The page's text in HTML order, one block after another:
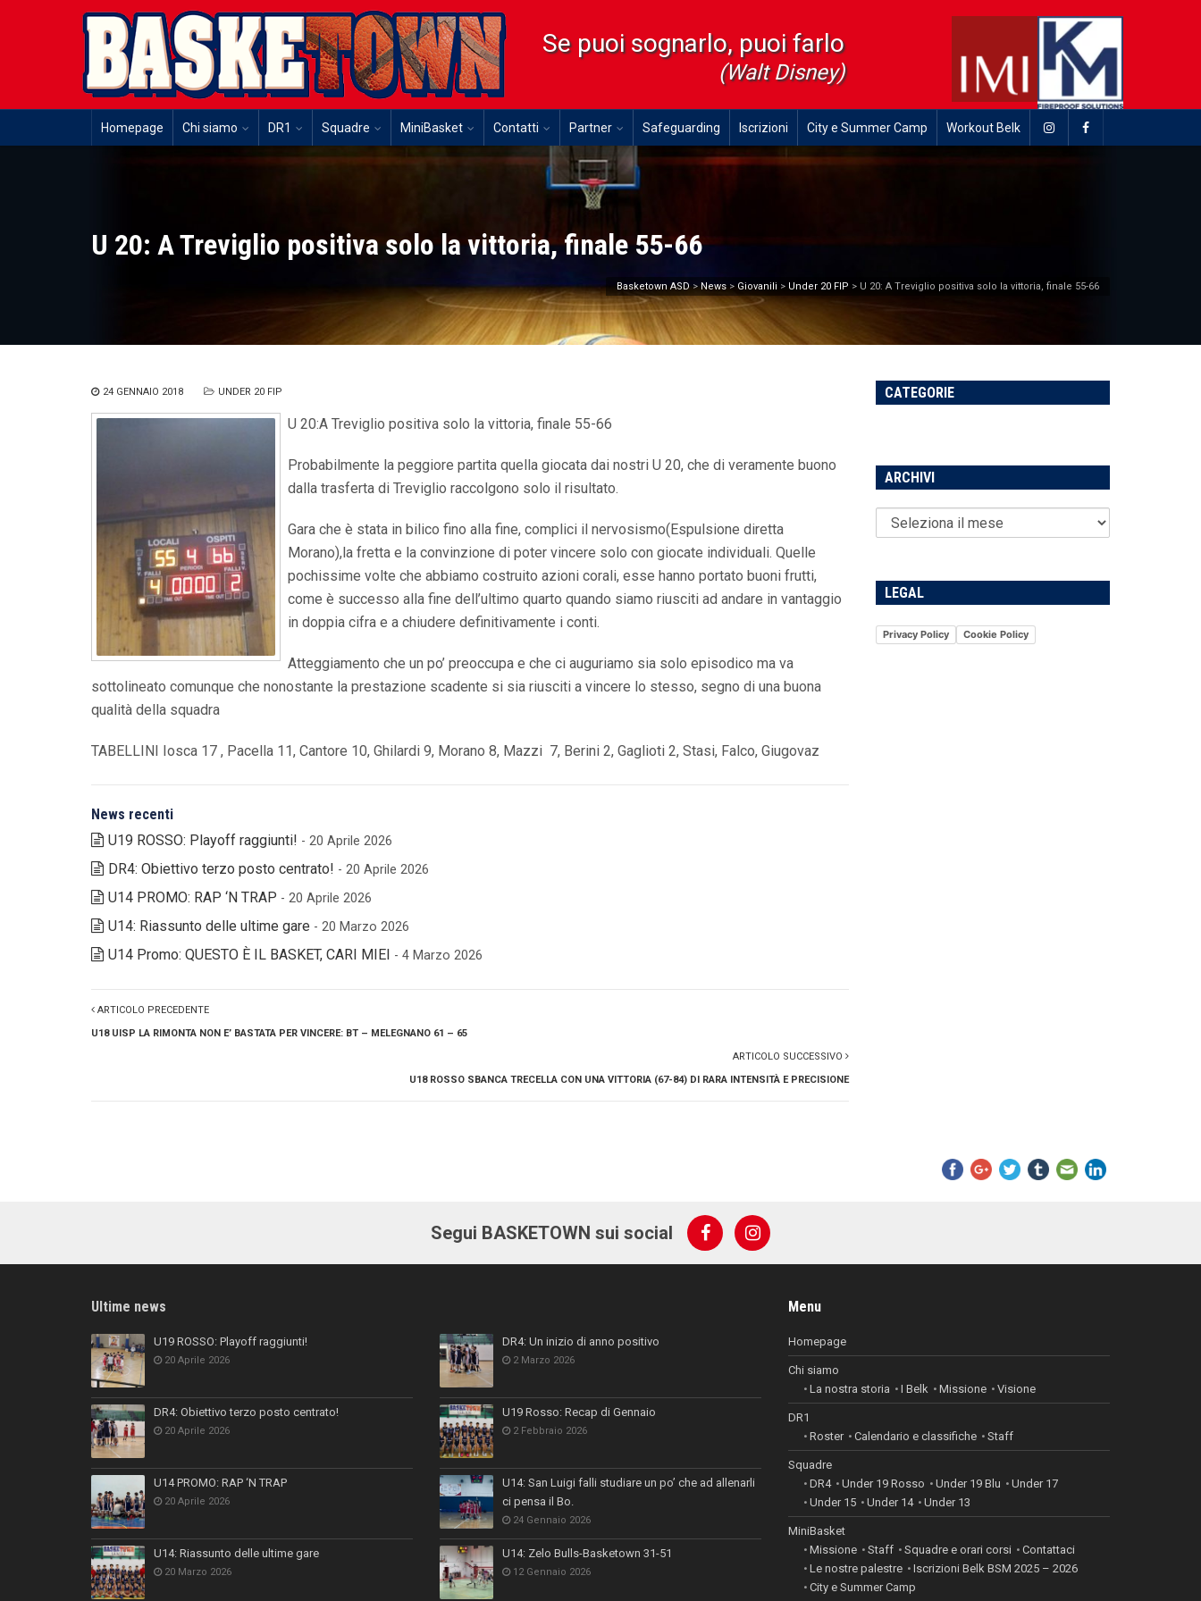
Se puoi sognarlo, puoi farlo
(Walt Disney)
Homepage Chi siamo DR1 Squadre MiniBasket Contatti Partner Safeguarding Iscrizioni City e Summer Camp Workout Belk
U 20: A Treviglio positiva solo la vittoria, finale 55-66
Basketown ASD > News > Giovanili > Under 20 FIP > U 20: A Treviglio positiva solo la vittoria, finale 55-66
24 GENNAIO 2018 UNDER 20 FIP
U 20:A Treviglio positiva solo la vittoria, finale 55-66
Probabilmente la peggiore partita quella giocata dai nostri U 20, che di veramente buono
dalla trasferta di Treviglio raccolgono solo il risultato.
Gara che è stata in bilico fino alla fine, complici il nervosismo(Espulsione diretta
Morano),la fretta e la convinzione di poter vincere solo con giocate individuali. Quelle
pochissime volte che abbiamo costruito azioni corali, esse hanno portato buoni frutti,
come è successo alla fine dell’ultimo quarto quando siamo riusciti ad andare in vantaggio
in doppia cifra e a chiudere definitivamente i conti.
Atteggiamento che un po’ preoccupa e che ci auguriamo sia solo episodico ma va
sottolineato comunque che nonostante la prestazione scadente si sia riusciti a vincere lo stesso, segno di una buona
qualità della squadra
TABELLINI Iosca 17 , Pacella 11, Cantore 10, Ghilardi 9, Morano 8, Mazzi 7, Berini 2, Gaglioti 2, Stasi, Falco, Giugovaz
News recenti
U19 ROSSO: Playoff raggiunti! - 20 Aprile 2026
DR4: Obiettivo terzo posto centrato! - 20 Aprile 2026
U14 PROMO: RAP ‘N TRAP - 20 Aprile 2026
U14: Riassunto delle ultime gare - 20 Marzo 2026
U14 Promo: QUESTO È IL BASKET, CARI MIEI - 4 Marzo 2026
ARTICOLO PRECEDENTE
U18 UISP LA RIMONTA NON E’ BASTATA PER VINCERE: BT – MELEGNANO 61 – 65
ARTICOLO SUCCESSIVO
U18 ROSSO SBANCA TRECELLA CON UNA VITTORIA (67-84) DI RARA INTENSITÀ E PRECISIONE
CATEGORIE
ARCHIVI
LEGAL
Privacy Policy Cookie Policy
Segui BASKETOWN sui social
Ultime news
U19 ROSSO: Playoff raggiunti!
20 Aprile 2026
DR4: Obiettivo terzo posto centrato!
20 Aprile 2026
U14 PROMO: RAP ‘N TRAP
20 Aprile 2026
U14: Riassunto delle ultime gare
20 Marzo 2026
DR4: Un inizio di anno positivo
2 Marzo 2026
U19 Rosso: Recap di Gennaio
2 Febbraio 2026
U14: San Luigi falli studiare un po’ che ad allenarli
ci pensa il Bo.
24 Gennaio 2026
U14: Zelo Bulls-Basketown 31-51
12 Gennaio 2026
Menu
Homepage
Chi siamo
La nostra storia
I Belk Missione Visione
DR1
Roster
Calendario e classifiche Staff
Squadre
DR4
Under 19 Rosso Under 19 Blu
Under 17
Under 15
Under 14 Under 13
MiniBasket
Missione
Staff Squadre e orari corsi
Contattaci
Le nostre palestre
Iscrizioni Belk BSM 2025 – 2026
City e Summer Camp